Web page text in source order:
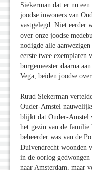
Siekerman dat er nu
joodse inwoners van
vastgelegd. Niet eerder
over onze joodse
nodigde alle
eerste twee exemplaren
burgemeester daarna
Vega, beiden joodse
Ruud Siekerman
Ouder-Amstel
blijkt dat Ouder-Amstel
het gezin van de familie
beheerder was van de
Duivendrecht woonden
in de oorlog gedwongen
naar Amsterdam, maar